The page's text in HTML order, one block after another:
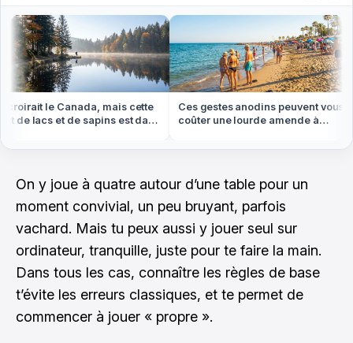
le Canada, mais cette
lacs et de sapins est dans
Ces gestes anodins peuvent vous
coûter une lourde amende à
On y joue à quatre autour d’une table pour un
moment convivial, un peu bruyant, parfois
vachard. Mais tu peux aussi y jouer seul sur
ordinateur, tranquille, juste pour te faire la main.
Dans tous les cas, connaître les règles de base
t’évite les erreurs classiques, et te permet de
commencer à jouer « propre ».